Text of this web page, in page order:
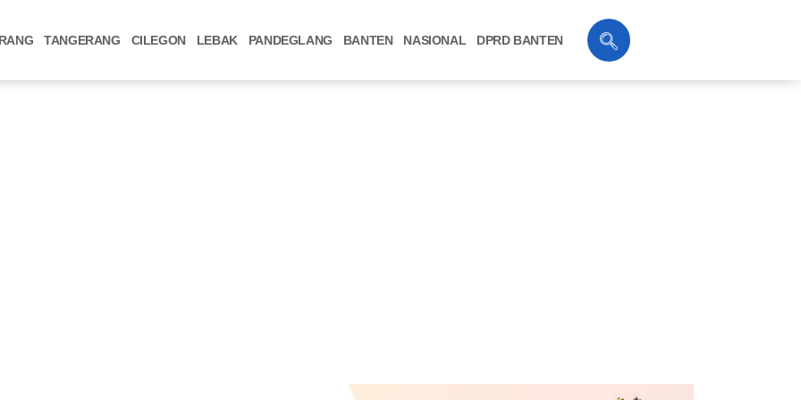
TANGERANG CILEGON LEBAK PANDEGLANG BANTEN NASIONAL DPRD BANTEN